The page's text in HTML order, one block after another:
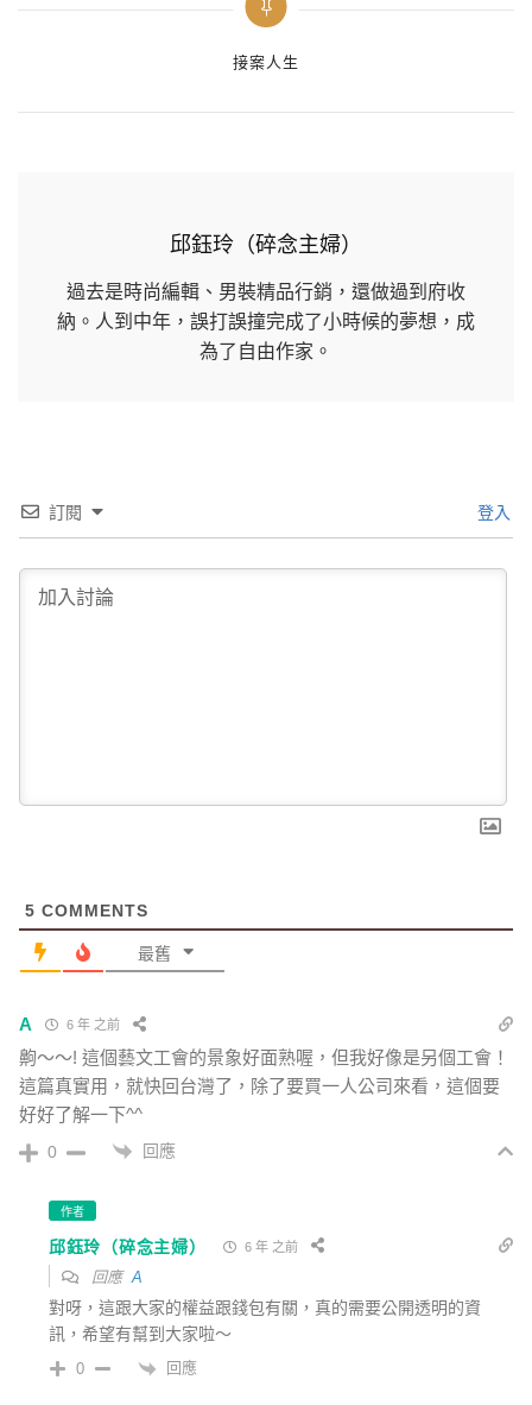
Categories
接案人生
邱鈺玲（碎念主婦）
過去是時尚編輯、男裝精品行銷，還做過到府收
納。人到中年，誤打誤撞完成了小時候的夢想，成
為了自由作家。
訂閱 登入
5 COMMENTS
最舊
A 6 年 之前
齁～～! 這個藝文工會的景象好面熟喔，但我好像是另個工會！
這篇真實用，就快回台灣了，除了要買一人公司來看，這個要
好好了解一下^^
0 回應
作者
邱鈺玲（碎念主婦） 6 年 之前
回應A
對呀，這跟大家的權益跟錢包有關，真的需要公開透明的資
訊，希望有幫到大家啦～
0 回應